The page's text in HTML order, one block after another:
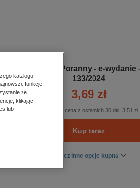
Kurier Poranny - e-wydanie
133/2024
3,69 zł
Najniższa cena z ostatnich 30 dni: 3,51 zł
Kup teraz
Zobacz inne opcje kupna
katalogu
funkcje,
ze
klikając
lub